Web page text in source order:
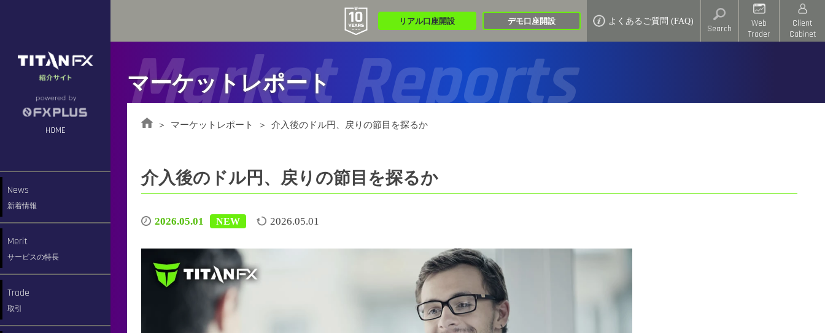
リアル口座開設 デモ口座開設 よくあるご質問 (FAQ)
Search
Web
Trader
Client
Cabinet
マーケットレポート
Market Reports
マーケットレポート 介入後のドル円、戻りの節目を探るか
介入後のドル円、戻りの節目を探るか
2026.05.01 NEW 2026.05.01
HOME
News
新着情報
Merit
サービスの特長
Trade
取引
Account Type